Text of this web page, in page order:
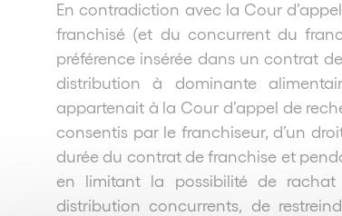
En contradiction avec la Cour
franchisé (et du concurrent du
préférence insérée dans un contrat
distribution à dominante
appartenait à la Cour d’appel de
consentis par le franchiseur, d’un
durée du contrat de franchise et
en limitant la possibilité de
distribution concurrents, de